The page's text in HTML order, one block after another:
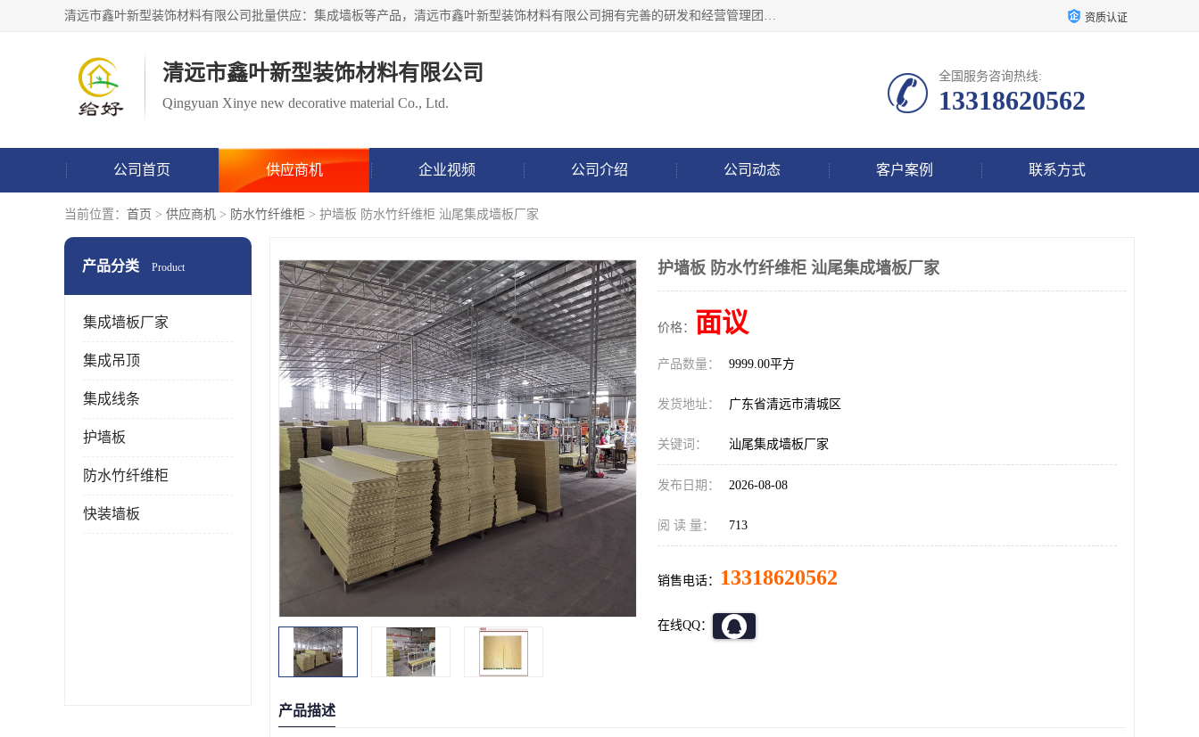
清远市鑫叶新型装饰材料有限公司批量供应：集成墙板等产品，清远市鑫叶新型装饰材料有限公司拥有完善的研发和经营管理团队，取得有70多项证书。不断让研发科技成果惠及全人类，用新材料保护自然资源，让人类生活居住健康与自然发展相和谐。全国统一热线电话：*。 资质认证
清远市鑫叶新型装饰材料有限公司
Qingyuan Xinye new decorative material Co., Ltd.
全国服务咨询热线:
13318620562
公司首页 供应商机 企业视频 公司介绍 公司动态 客户案例 联系方式
当前位置： 首页 > 供应商机 > 防水竹纤维柜 > 护墙板 防水竹纤维柜 汕尾集成墙板厂家
产品分类 Product
集成墙板厂家
集成吊顶
集成线条
护墙板
防水竹纤维柜
快装墙板
护墙板 防水竹纤维柜 汕尾集成墙板厂家
价格： 面议
产品数量： 9999.00平方
发货地址： 广东省清远市清城区
关键词： 汕尾集成墙板厂家
发布日期： 2026-08-08
阅 读 量： 713
销售电话： 13318620562
在线QQ：
产品描述